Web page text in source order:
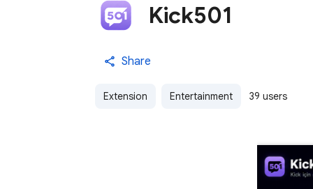
Kick501
Share
Extension Entertainment 39 users